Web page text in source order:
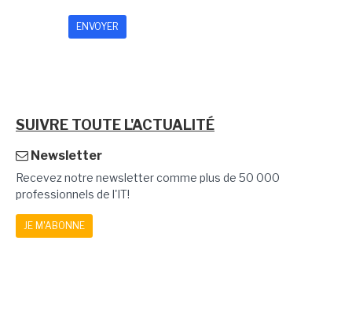
SUIVRE TOUTE L'ACTUALITÉ
Newsletter
Recevez notre newsletter comme plus de 50 000
professionnels de l'IT!
JE M'ABONNE